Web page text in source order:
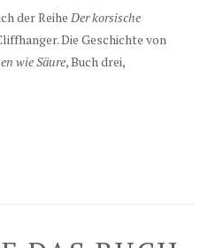
der Reihe Der korsische
Die Geschichte von
wie Säure, Buch drei,